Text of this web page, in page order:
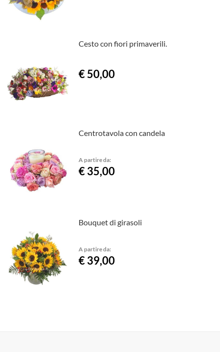
Cesto con fiori primaverili.
€ 50,00
Centrotavola con candela
A partire da:
€ 35,00
Bouquet di girasoli
A partire da:
€ 39,00